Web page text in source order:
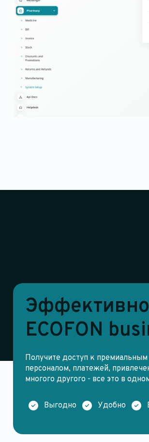
ECOFON
Получите доступ к
персоналом, платежей,
многого другого - все это в
Выгодно Удобно